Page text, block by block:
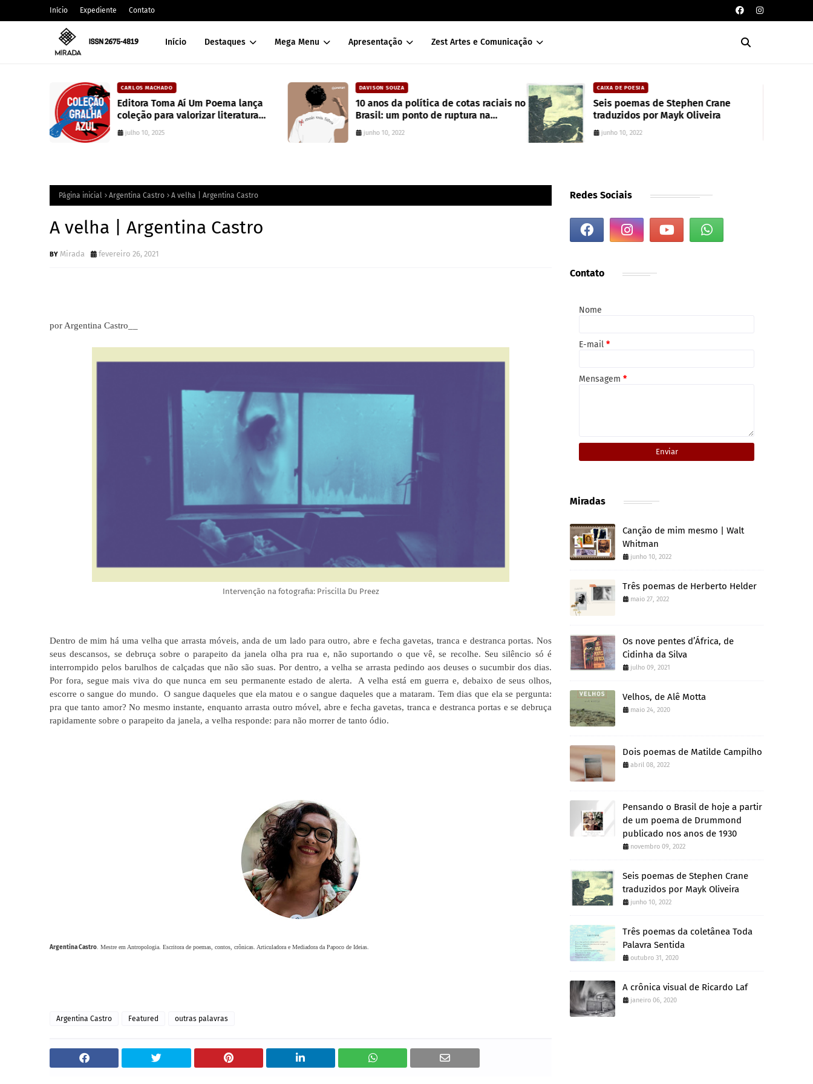
Início Expediente Contato
Início Destaques Mega Menu Apresentação Zest Artes e Comunicação
CARLOS MACHADO
Editora Toma Aí Um Poema lança
coleção para valorizar literatura
paranaense
julho 10, 2025
DAVISON SOUZA
10 anos da política de cotas raciais no
Brasil: um ponto de ruptura na
colonialidade
junho 10, 2022
CAIXA DE POESIA
Seis poemas de Stephen Crane
traduzidos por Mayk Oliveira
junho 10, 2022
Página inicial Argentina Castro A velha | Argentina Castro
A velha | Argentina Castro
Mirada fevereiro 26, 2021
por Argentina Castro__
Intervenção na fotografia: Priscilla Du Preez
Dentro de mim há uma velha que arrasta móveis, anda de um lado para outro, abre e fecha gavetas, tranca e destranca portas. Nos
seus descansos, se debruça sobre o parapeito da janela olha pra rua e, não suportando o que vê, se recolhe. Seu silêncio só é
interrompido pelos barulhos de calçadas que não são suas. Por dentro, a velha se arrasta pedindo aos deuses o sucumbir dos dias.
Por fora, segue mais viva do que nunca em seu permanente estado de alerta.
A velha está em guerra e, debaixo de seus olhos,
escorre o sangue do mundo.
O sangue daqueles que ela matou e o sangue daqueles que a mataram. Tem dias que ela se pergunta:
pra que tanto amor? No mesmo instante, enquanto arrasta outro móvel, abre e fecha gavetas, tranca e destranca portas e se debruça
rapidamente sobre o parapeito da janela, a velha responde: para não morrer de tanto ódio.
Argentina Castro . Mestre em Antropologia. Escritora de poemas, contos, crônicas. Articuladora e Mediadora da Papoco de Ideias.
Argentina Castro Featured outras palavras
Redes Sociais
Contato
Nome
E-mail *
Mensagem *
Miradas
Canção de mim mesmo | Walt
Whitman
junho 10, 2022
Três poemas de Herberto Helder
maio 27, 2022
Os nove pentes d’África, de
Cidinha da Silva
julho 09, 2021
Velhos, de Alê Motta
maio 24, 2020
Dois poemas de Matilde Campilho
abril 08, 2022
Pensando o Brasil de hoje a partir
de um poema de Drummond
publicado nos anos de 1930
novembro 09, 2022
Seis poemas de Stephen Crane
traduzidos por Mayk Oliveira
junho 10, 2022
Três poemas da coletânea Toda
Palavra Sentida
outubro 31, 2020
A crônica visual de Ricardo Laf
janeiro 06, 2020